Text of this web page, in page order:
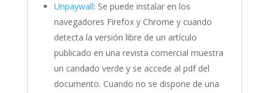
Unpaywall: Se puede instalar en los
navegadores Firefox y Chrome y cuando
detecta la versión libre de un artículo
publicado en una revista comercial muestra
un candado verde y se accede al pdf del
documento. Cuando no se dispone de una